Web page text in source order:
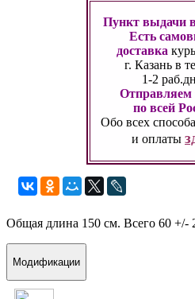
Пункт выдачи
Есть
доставка
г. Казань в
1-2
Отправляем
по всей
Обо всех
и оплаты
Общая длина 150 см. Всего 60 +/-
Модификации